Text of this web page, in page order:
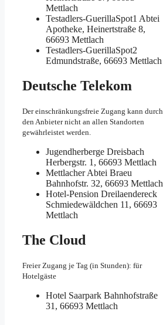
Mettlach
Testadlers-GuerillaSpot1 Abtei
Apotheke, Heinertstraße 8,
66693 Mettlach
Testadlers-GuerillaSpot2
Edmundstraße, 66693 Mettlach
Deutsche Telekom
Der einschränkungsfreie Zugang kann durch
den Anbieter nicht an allen Standorten
gewährleistet werden.
Jugendherberge Dreisbach
Herbergstr. 1, 66693 Mettlach
Mettlacher Abtei Braeu
Bahnhofstr. 32, 66693 Mettlach
Hotel-Pension Dreilaendereck
Schmiedewäldchen 11, 66693
Mettlach
The Cloud
Freier Zugang je Tag (in Stunden): für
Hotelgäste
Hotel Saarpark Bahnhofstraße
31, 66693 Mettlach